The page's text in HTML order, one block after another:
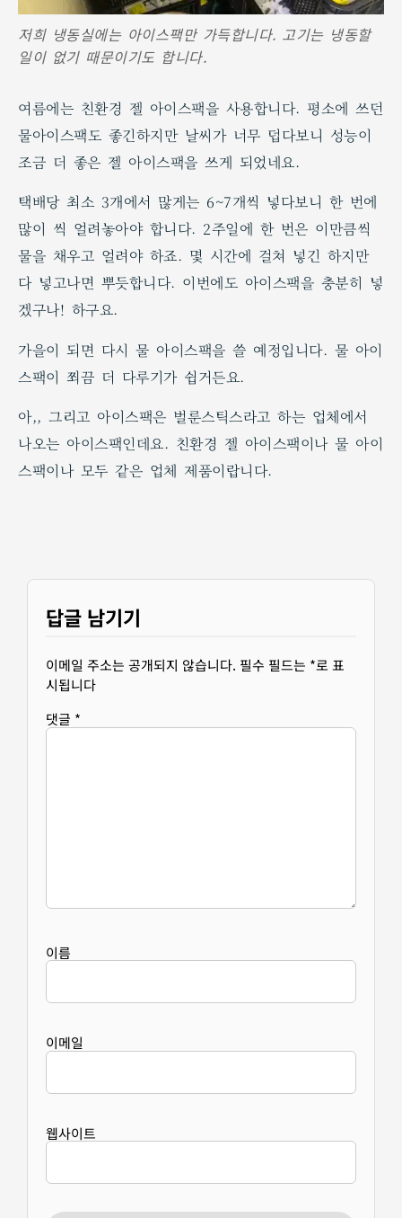
저희 냉동실에는 아이스팩만 가득합니다. 고기는 냉동할
일이 없기 때문이기도 합니다.
여름에는 친환경 젤 아이스팩을 사용합니다. 평소에 쓰던
물아이스팩도 좋긴하지만 날씨가 너무 덥다보니 성능이
조금 더 좋은 젤 아이스팩을 쓰게 되었네요.
택배당 최소 3개에서 많게는 6~7개씩 넣다보니 한 번에
많이 씩 얼려놓아야 합니다. 2주일에 한 번은 이만큼씩
물을 채우고 얼려야 하죠. 몇 시간에 걸쳐 넣긴 하지만
다 넣고나면 뿌듯합니다. 이번에도 아이스팩을 충분히 넣
겠구나! 하구요.
가을이 되면 다시 물 아이스팩을 쓸 예정입니다. 물 아이
스팩이 쬐끔 더 다루기가 쉽거든요.
아,, 그리고 아이스팩은 벌룬스틱스라고 하는 업체에서
나오는 아이스팩인데요. 친환경 젤 아이스팩이나 물 아이
스팩이나 모두 같은 업체 제품이랍니다.
답글 남기기
이메일 주소는 공개되지 않습니다. 필수 필드는 *로 표
시됩니다
댓글 *
이름
이메일
웹사이트